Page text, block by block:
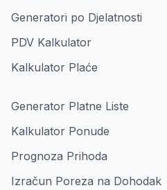
Generatori po Djelatnosti
PDV Kalkulator
Kalkulator Plaće
Generator Platne Liste
Kalkulator Ponude
Prognoza Prihoda
Izračun Poreza na Dohodak